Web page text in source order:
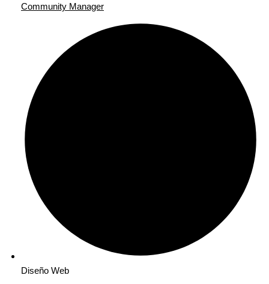
Community Manager
Diseño Web